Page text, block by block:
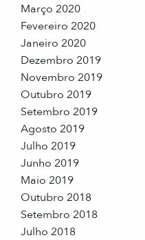
Março 2020
Fevereiro 2020
Janeiro 2020
Dezembro 2019
Novembro 2019
Outubro 2019
Setembro 2019
Agosto 2019
Julho 2019
Junho 2019
Maio 2019
Outubro 2018
Setembro 2018
Julho 2018